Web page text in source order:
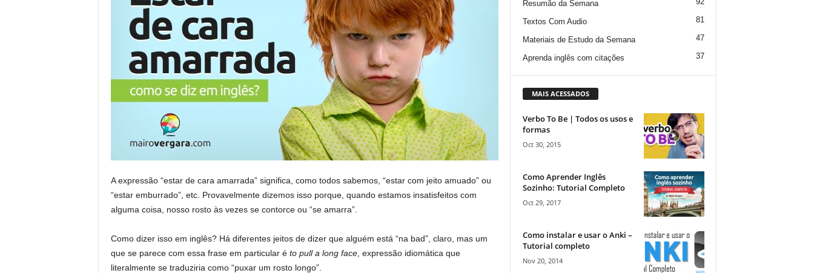
A expressão “estar de cara amarrada” significa, como todos sabemos, “estar com jeito amuado” ou
“estar emburrado”, etc. Provavelmente dizemos isso porque, quando estamos insatisfeitos com
alguma coisa, nosso rosto às vezes se contorce ou “se amarra”.
Como dizer isso em inglês? Há diferentes jeitos de dizer que alguém está “na bad”, claro, mas um
que se parece com essa frase em particular é to pull a long face, expressão idiomática que
literalmente se traduziria como “puxar um rosto longo”.
Resumão da Semana
Textos Com Audio 81
Materiais de Estudo da Semana 47
Aprenda inglês com citações 37
MAIS ACESSADOS
Verbo To Be | Todos os usos e
formas
Oct 30, 2015
Como Aprender Inglês
Sozinho: Tutorial Completo
Oct 29, 2017
Como instalar e usar o Anki –
Tutorial completo
Nov 20, 2014